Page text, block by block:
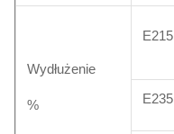
Wydłużenie
%
E215
E235